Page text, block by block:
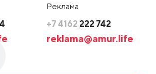
Реклама
+7 4162 222 742
reklama@amur.life